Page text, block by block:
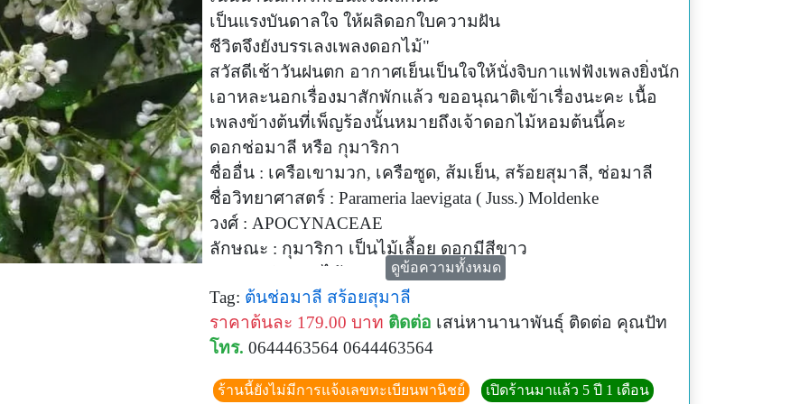
เป็นแรงบันดาลใจ ให้ผลิดอกใบความฝัน
ชีวิตจึงยังบรรเลงเพลงดอกไม้"
สวัสดีเช้าวันฝนตก อากาศเย็นเป็นใจให้นั่งจิบกาแฟฟังเพลงยิ่งนัก
เอาหละนอกเรื่องมาสักพักแล้ว ขออนุณาติเข้าเรื่องนะคะ เนื้อ
เพลงข้างต้นที่เพ็ญร้องนั้นหมายถึงเจ้าดอกไม้หอมต้นนี้คะ
ดอกช่อมาลี หรือ กุมาริกา
ชื่ออื่น : เครือเขามวก, เครือซูด, ส้มเย็น, สร้อยสุมาลี, ช่อมาลี
ชื่อวิทยาศาสตร์ : Parameria laevigata ( Juss.) Moldenke
วงศ์ : APOCYNACEAE
ลักษณะ : กุมาริกา เป็นไม้เลื้อย ดอกมีสีขาว
ลักษณะพิเศษ : ไม้ดอกหอม
รายละเอียด : เป็นไม้เลื้อยขนาดเล็ก ชอบเลื้อยพันต้นไม้ หรือพุ่ม
ไม้ที่อยู่ข้างเคียง
มีน้ำยางสีขาว ใบเล็กหนา มีช่อดอกขนาด 4-6 เซนติเมตร สีขาว
จำนวนมาก
ดูข้อความทั้งหมด
Tag: ต้นช่อมาลี สร้อยสุมาลี
ราคาต้นละ 179.00 บาท ติดต่อ เสน่หานานาพันธุ์ ติดต่อ คุณปัท
โทร. 0644463564 0644463564
ร้านนี้ยังไม่มีการแจ้งเลขทะเบียนพานิชย์ เปิดร้านมาแล้ว 5 ปี 1 เดือน